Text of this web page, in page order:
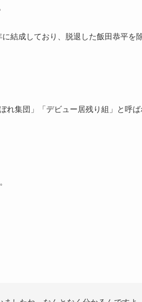
結成しており、脱退した飯田恭平を
れ集団」「デビュー居残り組」と呼